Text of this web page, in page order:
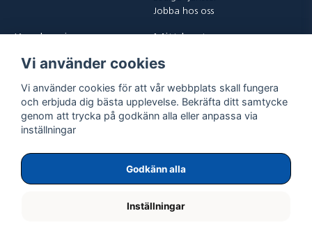
Jobba hos oss
Kontakta oss
Vanliga frågor
Returer
Logga in
Glömt lösenord?
Vi använder cookies
Vi använder cookies för att vår webbplats skall fungera
och erbjuda dig bästa upplevelse. Bekräfta ditt samtycke
genom att trycka på godkänn alla eller anpassa via
inställningar
Godkänn alla
Inställningar